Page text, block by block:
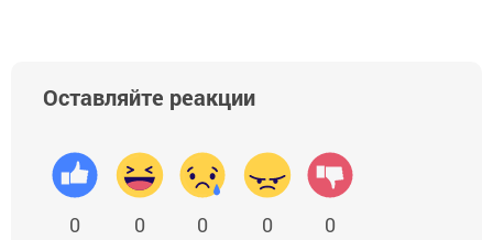
Оставляйте реакции
0 0 0 0 0